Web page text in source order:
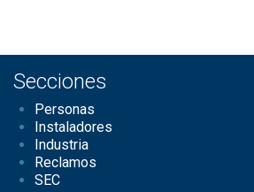
Secciones
Personas
Instaladores
Industria
Reclamos
SEC